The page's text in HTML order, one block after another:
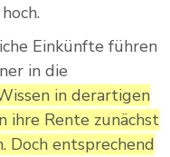
Einkünfte führen
in die
in derartigen
ihre Rente zunächst
Doch entsprechend